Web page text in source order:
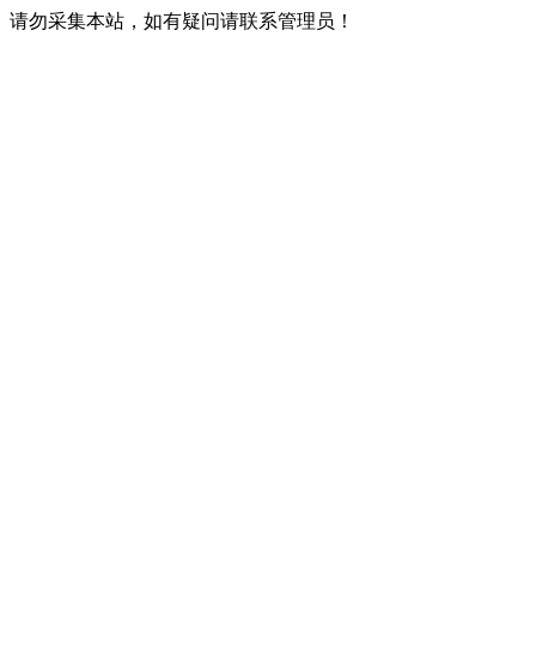
请勿采集本站，如有疑问请联系管理员！